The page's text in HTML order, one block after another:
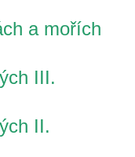
a mořích
III.
II.